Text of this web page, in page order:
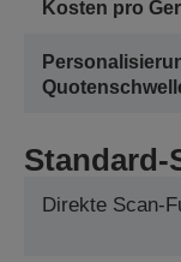
Kosten pro
Standard-
Direkte Scan-